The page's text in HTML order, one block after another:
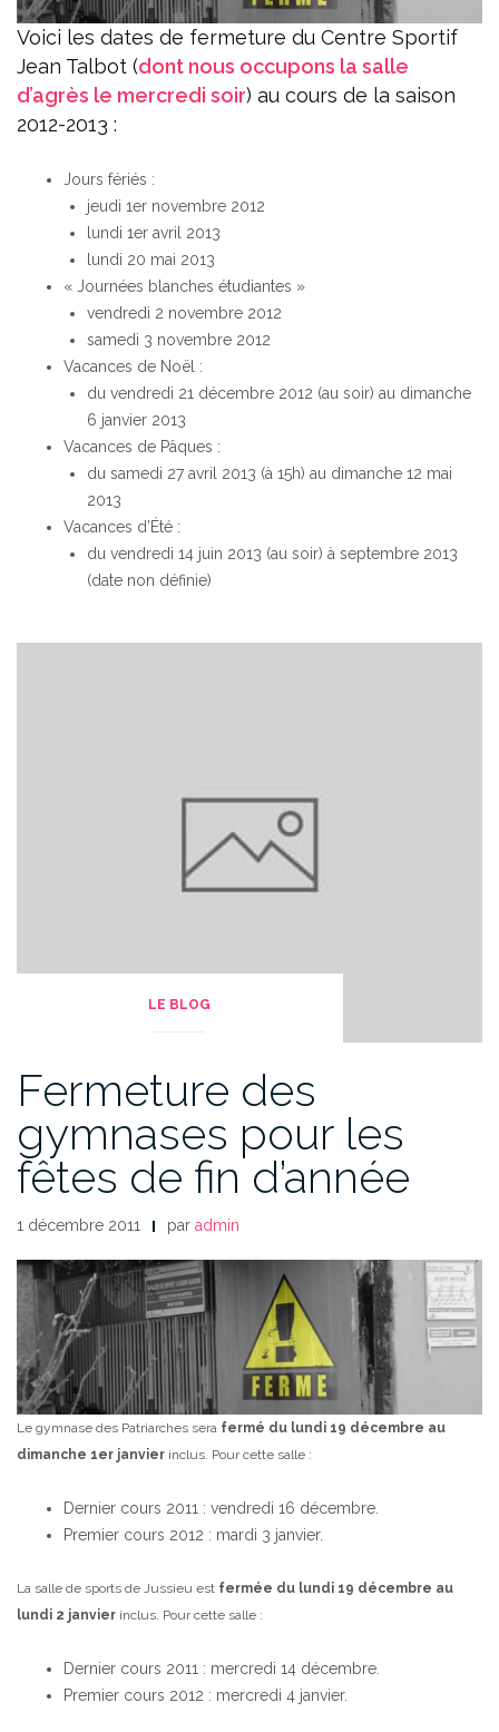
Voici les dates de fermeture du Centre Sportif
Jean Talbot (dont nous occupons la salle
d’agrès le mercredi soir) au cours de la saison
2012-2013 :
Jours fériés :
jeudi 1er novembre 2012
lundi 1er avril 2013
lundi 20 mai 2013
« Journées blanches étudiantes »
vendredi 2 novembre 2012
samedi 3 novembre 2012
Vacances de Noël :
du vendredi 21 décembre 2012 (au soir) au dimanche
6 janvier 2013
Vacances de Pâques :
du samedi 27 avril 2013 (à 15h) au dimanche 12 mai
2013
Vacances d’Été :
du vendredi 14 juin 2013 (au soir) à septembre 2013
(date non définie)
LE BLOG
Fermeture des
gymnases pour les
fêtes de fin d’année
1 décembre 2011 par admin
Le gymnase des Patriarches sera fermé du lundi 19 décembre au
dimanche 1er janvier inclus. Pour cette salle :
Dernier cours 2011 : vendredi 16 décembre.
Premier cours 2012 : mardi 3 janvier.
La salle de sports de Jussieu est fermée du lundi 19 décembre au
lundi 2 janvier inclus. Pour cette salle :
Dernier cours 2011 : mercredi 14 décembre.
Premier cours 2012 : mercredi 4 janvier.